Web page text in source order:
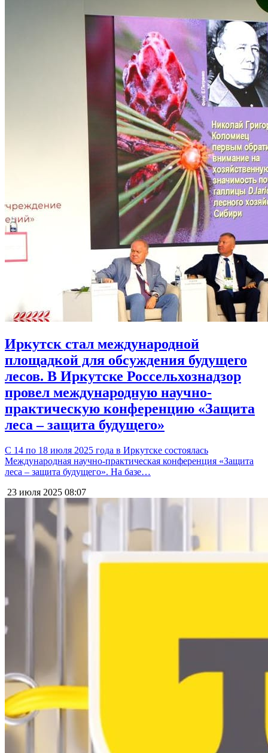
Иркутск стал международной
площадкой для обсуждения будущего
лесов. В Иркутске Россельхознадзор
провел международную научно-
практическую конференцию «Защита
леса – защита будущего»
С 14 по 18 июля 2025 года в Иркутске состоялась
Международная научно-практическая конференция «Защита
леса – защита будущего». На базе…
23 июля 2025 08:07